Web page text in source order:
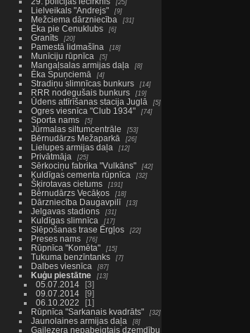
25
Lielveikals "Andrejs" 9
Mežciema dārzniecība 31
Ēka pie Cenuklubs 6
Granīts 20
Pamestā lidmašīna 18
Munīciju rūpnīca 5
Mangaļsalas armijas daļa 8
Ēka Spuņciemā 4
Stradiņu slimnīcas bunkurs 14
RRR nodegušais bunkurs 19
Ūdens attīrīšanas stacija Juglā 5
Ogres viesnīca "Club 1934" 74
Sporta nams 5
Jūrmalas siltumcentrāle 53
Bērnudārzs Mežaparkā 26
Lielupes armijas daļa 12
Privātmāja 25
Sērkociņu fabrika "Vulkāns" 42
Kuldīgas cementa rūpnīca 32
Šķirotavas cietums 191
Bērnudārzs Vecāķos 18
Dārzniecība Daugavpilī 13
Jelgavas stadions 31
Kuldīgas slimnīca 17
Slēpošanas trase Ērgļos 22
Preses nams 76
Rūpnīca "Komēta" 15
Tukuma benzīntanks 7
Dalbes viesnīca 87
Kuģu piestātne 13
05.07.2014
3
09.07.2014
9
06.10.2022
1
Rūpnīca "Sarkanais kvadrāts"
32
Jaunolaines armijas daļa 8
Gaiļezera nepabeigtais dzemdību